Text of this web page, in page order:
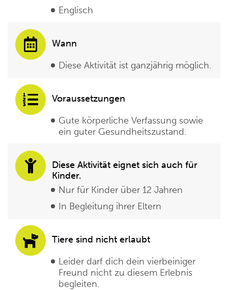
Englisch
Wann
Diese Aktivität ist ganzjährig möglich.
Voraussetzungen
Gute körperliche Verfassung sowie
ein guter Gesundheitszustand.
Diese Aktivität eignet sich auch für
Kinder.
Nur für Kinder über 12 Jahren
In Begleitung ihrer Eltern
Tiere sind nicht erlaubt
Leider darf dich dein vierbeiniger
Freund nicht zu diesem Erlebnis
begleiten.